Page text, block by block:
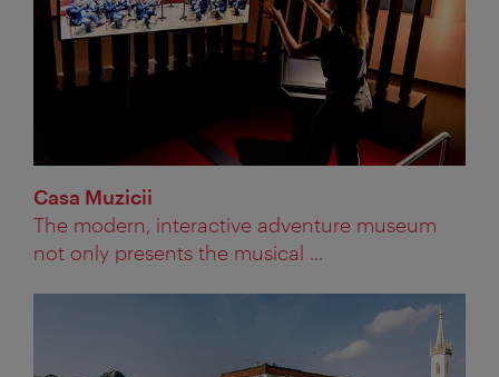
Casa Muzicii
The modern, interactive adventure museum
not only presents the musical ...